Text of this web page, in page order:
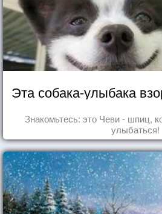
Эта собака-улыбака
Знакомьтесь: это Чеви - шпиц,
улыбаться!